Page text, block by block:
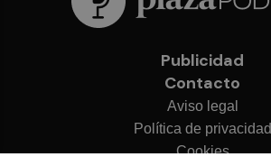
Publicidad
Contacto
Aviso legal
Política de privacidad
Cookies